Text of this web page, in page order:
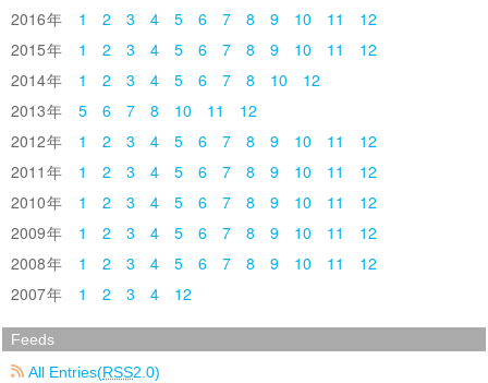
2016
1 2 3 4 5 6 7 8 9 10 11
12
2015
1 2 3 4 5 6 7 8 9 10 11
12
2014
1 2 3 4 5 6 7 8 10
12
2013
5 6 7 8 10 11
12
2012
1 2 3 4 5 6 7 8 9 10 11
12
2011
1 2 3 4 5 6 7 8 9 10 11
12
2010
1 2 3 4 5 6 7 8 9 10 11
12
2009
1 2 3 4 5 6 7 8 9 10 11
12
2008
1 2 3 4 5 6 7 8 9 10 11
12
2007
1 2 3 4 12
Feeds
All Entries(RSS2.0)